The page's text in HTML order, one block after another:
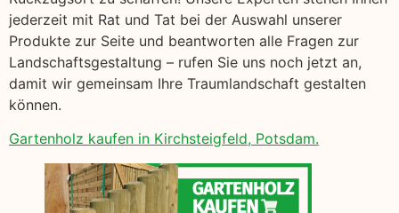
jederzeit mit Rat und Tat bei der Auswahl unserer
Produkte zur Seite und beantworten alle Fragen zur
Landschaftsgestaltung – rufen Sie uns noch jetzt an,
damit wir gemeinsam Ihre Traumlandschaft gestalten
können.
Gartenholz kaufen in Kirchsteigfeld, Potsdam.